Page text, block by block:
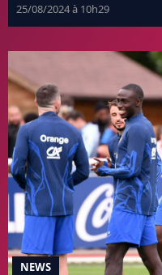
25/08/2024 à 10h29
NEWS